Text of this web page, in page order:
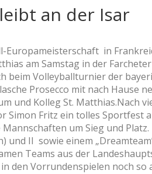
an der Isar
Europameisterschaft in
am Samstag in der
beim Volleyballturnier der
Prosecco mit nach Hause
und Kolleg St. Matthias.Nach
Simon Fritz ein tolles Sportfest
um Sieg und
und II sowie einem
Teams aus der
den Vorrundenspielen noch